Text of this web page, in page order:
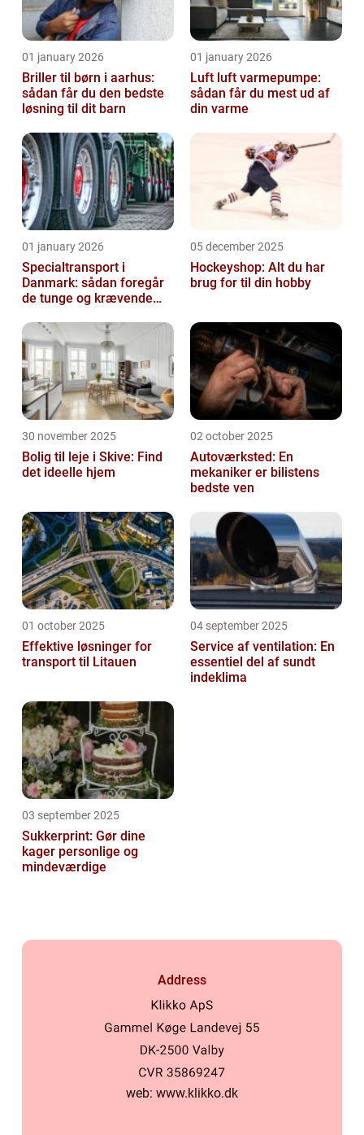
01 january 2026
Briller til børn i aarhus:
sådan får du den bedste
løsning til dit barn
01 january 2026
Luft luft varmepumpe:
sådan får du mest ud af
din varme
01 january 2026
Specialtransport i
Danmark: sådan foregår
de tunge og krævende
05 december 2025
Hockeyshop: Alt du har
brug for til din hobby
30 november 2025
Bolig til leje i Skive: Find
det ideelle hjem
02 october 2025
Autoværksted: En
mekaniker er bilistens
bedste ven
01 october 2025
Effektive løsninger for
transport til Litauen
04 september 2025
Service af ventilation: En
essentiel del af sundt
indeklima
03 september 2025
Sukkerprint: Gør dine
kager personlige og
mindeværdige
Address
web: www.klikko.dk